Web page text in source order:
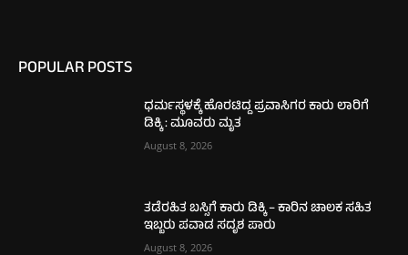
POPULAR POSTS
ಧರ್ಮಸ್ಥಳಕ್ಕೆ ಹೊರಟಿದ್ದ ಪ್ರವಾಸಿಗರ ಕಾರು ಲಾರಿಗೆ
ಡಿಕ್ಕಿ : ಮೂವರು ಮೃತ
August 8, 2026
ತಡೆರಹಿತ ಬಸ್ಸಿಗೆ ಕಾರು ಡಿಕ್ಕಿ – ಕಾರಿನ ಚಾಲಕ ಸಹಿತ
ಇಬ್ಬರು ಪವಾಡ ಸದೃಶ ಪಾರು
August 8, 2026